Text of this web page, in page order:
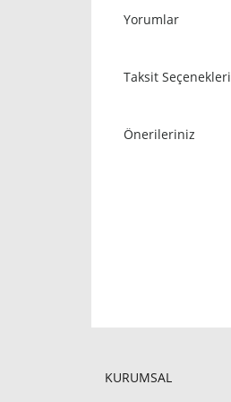
Yorumlar
Taksit Seçenekleri
Önerileriniz
KURUMSAL